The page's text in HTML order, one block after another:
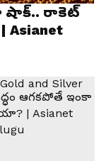
షాక్.. రాకెట్
Asianet